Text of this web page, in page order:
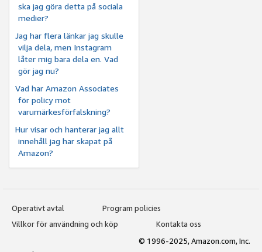
ska jag göra detta på sociala
medier?
Jag har flera länkar jag skulle
vilja dela, men Instagram
låter mig bara dela en. Vad
gör jag nu?
Vad har Amazon Associates
för policy mot
varumärkesförfalskning?
Hur visar och hanterar jag allt
innehåll jag har skapat på
Amazon?
Operativt avtal
Program policies
Villkor för användning och köp
Kontakta oss
© 1996-2025, Amazon.com, Inc.